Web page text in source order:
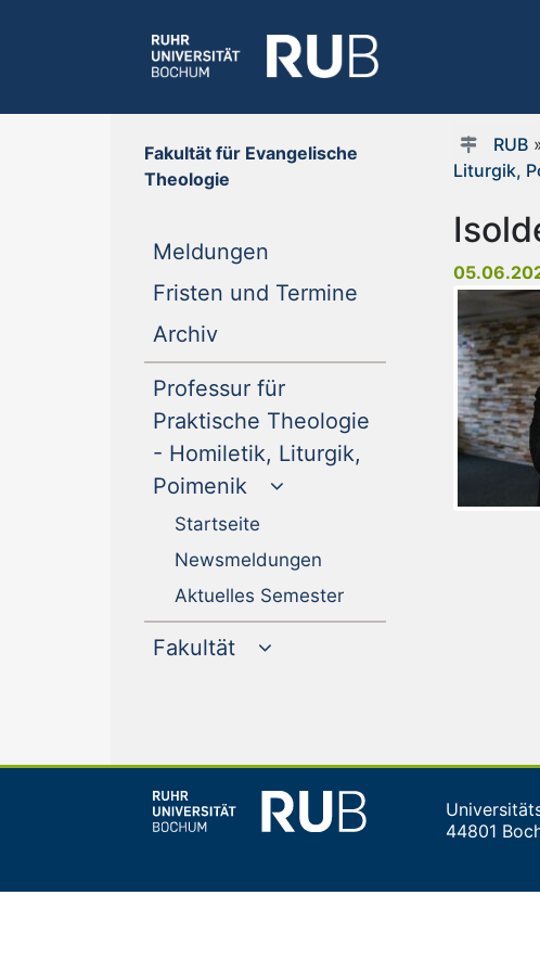
Fakultät für Evangelische
Theologie
Meldungen
Fristen und Termine
Archiv(current)
Professur für
Praktische Theologie
- Homiletik, Liturgik,
Poimenik
Startseite
Newsmeldungen
Aktuelles Semester
Fakultät
RUB
Liturgik,
44801